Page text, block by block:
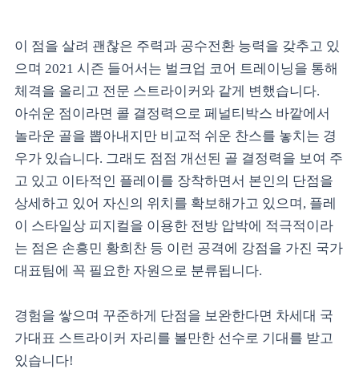
이 점을 살려 괜찮은 주력과 공수전환 능력을 갖추고 있
으며 2021 시즌 들어서는 벌크업 코어 트레이닝을 통해
체격을 올리고 전문 스트라이커와 같게 변했습니다.
아쉬운 점이라면 콜 결정력으로 페널티박스 바깥에서
놀라운 골을 뽑아내지만 비교적 쉬운 찬스를 놓치는 경
우가 있습니다. 그래도 점점 개선된 골 결정력을 보여 주
고 있고 이타적인 플레이를 장착하면서 본인의 단점을
상세하고 있어 자신의 위치를 확보해가고 있으며, 플레
이 스타일상 피지컬을 이용한 전방 압박에 적극적이라
는 점은 손흥민 황희찬 등 이런 공격에 강점을 가진 국가
대표팀에 꼭 필요한 자원으로 분류됩니다.
경험을 쌓으며 꾸준하게 단점을 보완한다면 차세대 국
가대표 스트라이커 자리를 볼만한 선수로 기대를 받고
있습니다!